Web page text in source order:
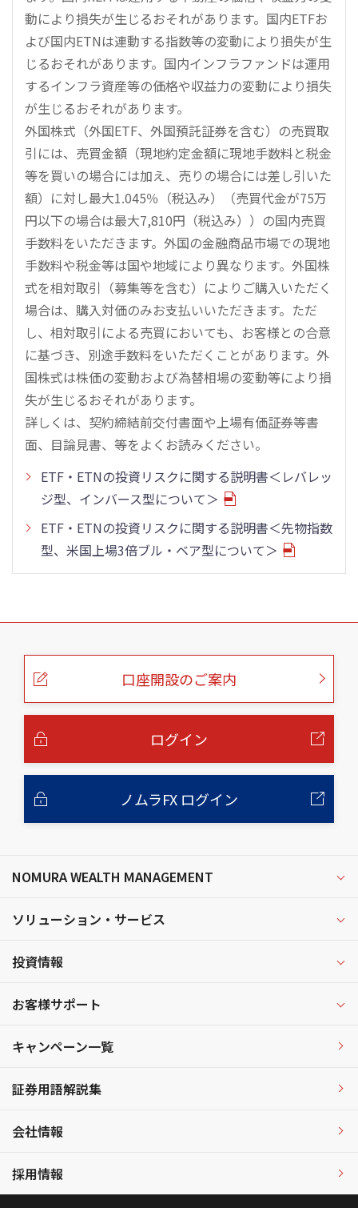
動により損失が生じるおそれがあります。国内ETFお
よび国内ETNは連動する指数等の変動により損失が生
じるおそれがあります。国内インフラファンドは運用
するインフラ資産等の価格や収益力の変動により損失
が生じるおそれがあります。
外国株式（外国ETF、外国預託証券を含む）の売買取
引には、売買金額（現地約定金額に現地手数料と税金
等を買いの場合には加え、売りの場合には差し引いた
額）に対し最大1.045％（税込み）（売買代金が75万
円以下の場合は最大7,810円（税込み））の国内売買
手数料をいただきます。外国の金融商品市場での現地
手数料や税金等は国や地域により異なります。外国株
式を相対取引（募集等を含む）によりご購入いただく
場合は、購入対価のみお支払いいただきます。ただ
し、相対取引による売買においても、お客様との合意
に基づき、別途手数料をいただくことがあります。外
国株式は株価の変動および為替相場の変動等により損
失が生じるおそれがあります。
詳しくは、契約締結前交付書面や上場有価証券等書
面、目論見書、等をよくお読みください。
ETF・ETNの投資リスクに関する説明書＜レバレッ
ジ型、インバース型について＞
ETF・ETNの投資リスクに関する説明書＜先物指数
型、米国上場3倍ブル・ベア型について＞
こ
口座開設のご案内
ログイン
ノムラFX ログイン
NOMURA WEALTH MANAGEMENT
ソリューション・サービス
投資情報
お客様サポート
キャンペーン一覧
証券用語解説集
会社情報
採用情報